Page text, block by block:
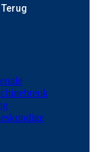
Terug